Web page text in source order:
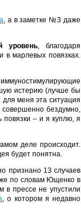
, а в заметке №3 даже
уровень , благодаря
в марлевых повязках.
истерию (лучше бы
меня эта ситуация
совершенно бездумно,
повязки – и я куплю, я
деле происходит.
будет понятна.
признано 13 случаев
же по словам Ющенко в
в прессе не упустили
, о котором я недавно